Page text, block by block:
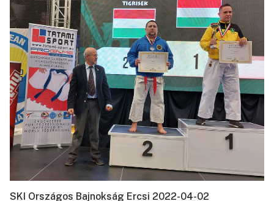
SKI Országos Bajnokság Ercsi 2022-04-02